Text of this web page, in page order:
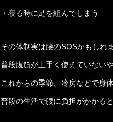
・寝る時に足を組んでしまう
その体制実は腰のSOSかもしれ
普段腹筋が上手く使えていない
これからの季節、冷房などで身
普段の生活で腰に負担がかかる